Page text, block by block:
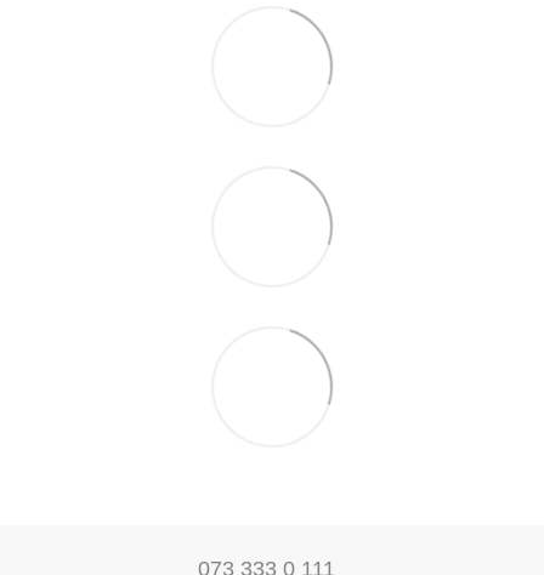
073 333 0 111